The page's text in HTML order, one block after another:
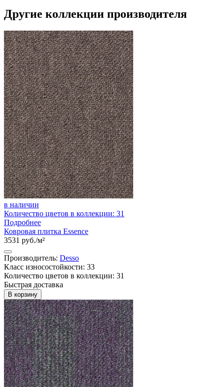
Другие коллекции производителя
в наличии
Количество цветов в коллекции: 31
Подробнее
Ковровая плитка Essence
3531 руб./м²
Производитель: Desso
Класс износостойкости: 33
Количество цветов в коллекции: 31
Быстрая доставка
В корзину